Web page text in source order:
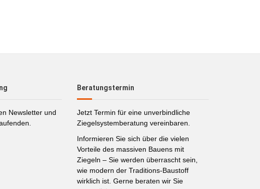
Newsletter und
Beratungstermin
Jetzt Termin für eine unverbindliche
Ziegelsystemberatung vereinbaren.
Informieren Sie sich über die vielen
Vorteile des massiven Bauens mit
Ziegeln – Sie werden überrascht sein,
wie modern der Traditions-Baustoff
wirklich ist. Gerne beraten wir Sie